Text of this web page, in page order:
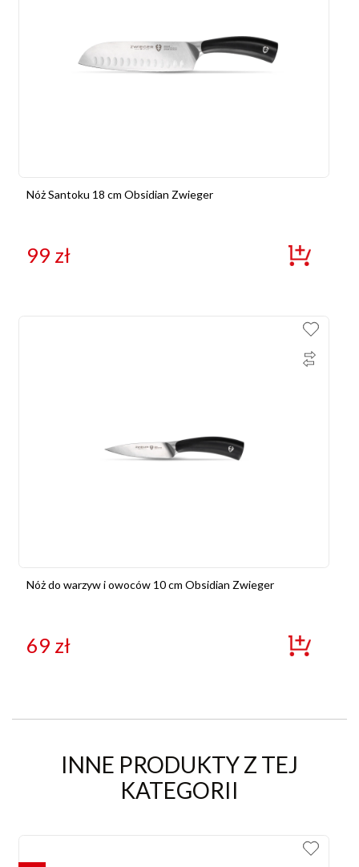
Nóż Santoku 18 cm Obsidian Zwieger
99 zł
Nóż do warzyw i owoców 10 cm Obsidian Zwieger
69 zł
INNE PRODUKTY Z TEJ
KATEGORII